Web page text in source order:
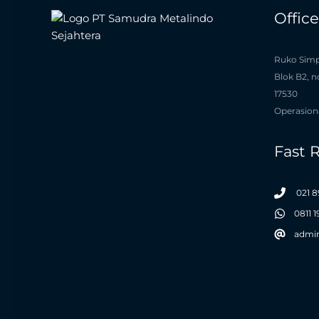
Ruko
Blok B2,
17530
Fast
021
0811